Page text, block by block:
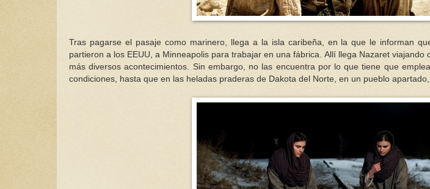
Tras pagarse el pasaje como marinero, llega a la isla caribeña, en la que le informan
partieron a los EEUU, a Minneapolis para trabajar en una fábrica. Allí llega Nazaret viajando
más diversos acontecimientos. Sin embargo, no las encuentra por lo que tiene que
condiciones, hasta que en las heladas praderas de Dakota del Norte, en un pueblo